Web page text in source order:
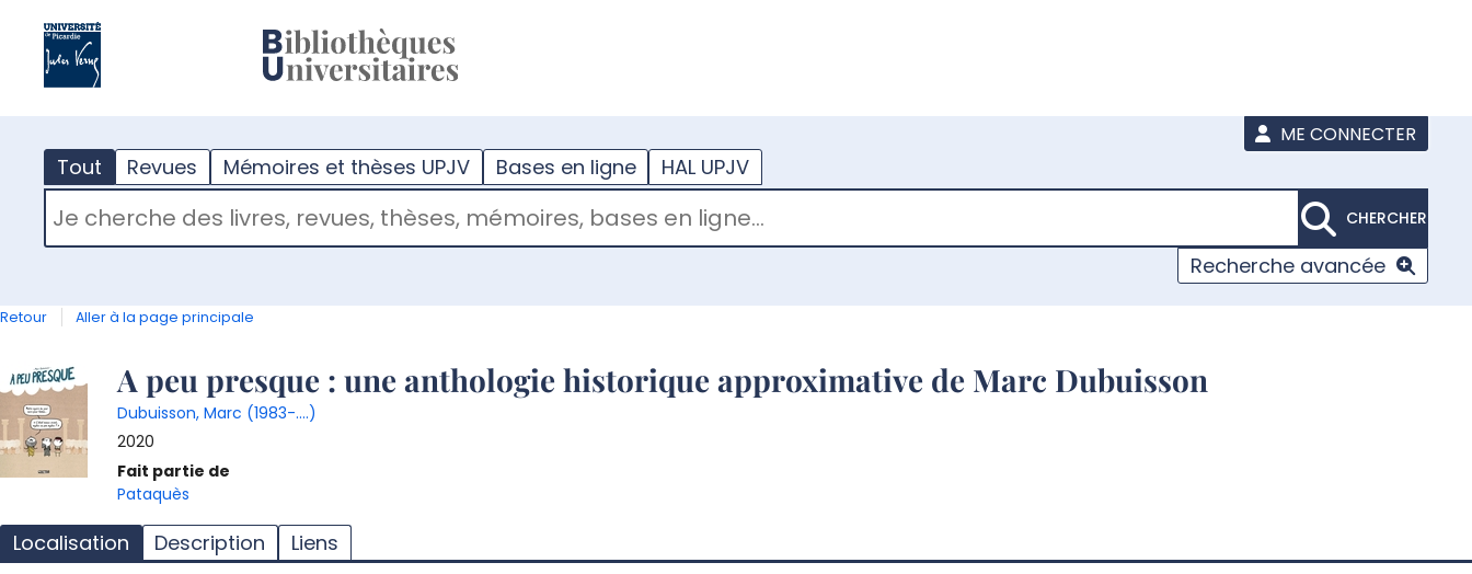
ME CONNECTER
Tout Revues Mémoires et thèses UPJV Bases en ligne HAL UPJV
RECHERCHER DANS "TOUT"
CHERCHER
Recherche avancée
Retour Aller à la page principale
Détail
document
A peu presque : une anthologie historique approximative de Marc Dubuisson
Dubuisson, Marc (1983-....)
2020
Fait partie de
Pataquès
Localisation Description Liens